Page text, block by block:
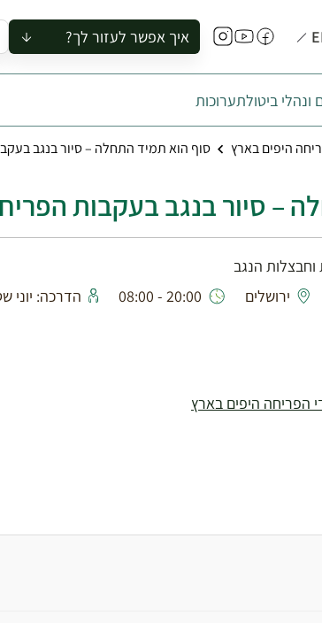
איך אפשר לעזור לך?
להזמין סיור לקבוצה
להירשם לסיור
להירשם לקורס
לקנות ספר
לתאם ביקור בצריף
ביטולתערוכות
היפים בארץ סוף הוא תמיד התחלה – סיור בנגב
– סיור בנגב בעקבות
הנגב
ירושלים 20:00 - 08:00
הדרכה: יוני
הפריחה היפים בארץ